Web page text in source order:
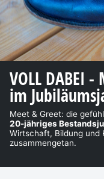
VOLL DABEI
im
Meet & Greet: die
20-jähriges
Wirtschaft, Bildung und
zusammengetan.